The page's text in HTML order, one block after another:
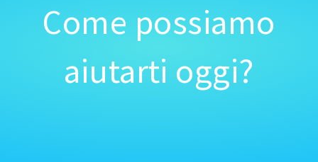
Come possiamo
aiutarti oggi?